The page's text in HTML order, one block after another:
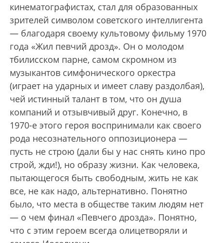
кинематографистах, стал для образованных
зрителей символом советского интеллигента
— благодаря своему культовому фильму 1970
года «Жил певчий дрозд». Он о молодом
тбилисском парне, самом скромном из
музыкантов симфонического оркестра
(играет на ударных и имеет славу раздолбая),
чей истинный талант в том, что он душа
компаний и отзывчивый друг. Конечно, в
1970-е этого героя воспринимали как своего
рода несознательного оппозиционера —
пусть не строю (дали бы у нас снять кино про
строй, жди!), но образу жизни. Как человека,
пытающегося быть свободным, жить не как
все, не как надо, альтернативно. Понятно
было, что места в обществе таким людям нет
— о чем финал «Певчего дрозда». Понятно,
что с этим героем всегда олицетворяли и